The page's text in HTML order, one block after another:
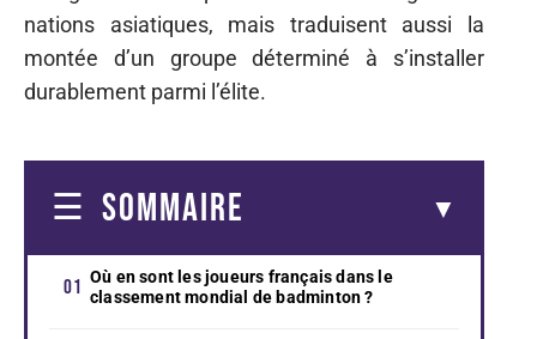
nations asiatiques, mais traduisent aussi la
montée d’un groupe déterminé à s’installer
durablement parmi l’élite.
SOMMAIRE
Où en sont les joueurs français dans le
classement mondial de badminton ?